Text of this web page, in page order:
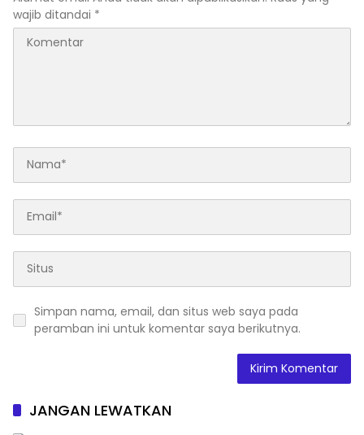
wajib ditandai *
Simpan nama, email, dan situs web saya pada
peramban ini untuk komentar saya berikutnya.
JANGAN LEWATKAN